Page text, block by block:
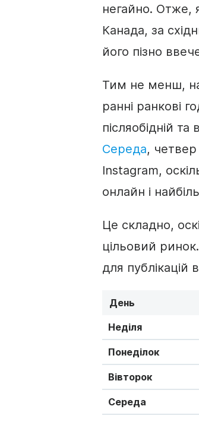
негайно. Отже,
Канада, за
його пізно
Тим не менш,
ранні ранкові
післяобідній
Середа, четвер
Instagram,
онлайн і
Це складно,
цільовий
для
День
Неділя
Понеділок
Вівторок
Середа